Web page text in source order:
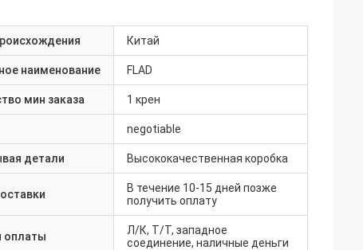
Китай
наименование FLAD
мин заказа 1 крен
negotiable
детали Высококачественная коробка
В течение 10-15 дней позже
получить оплату
оплаты
Л/К, Т/Т, западное
соединение, наличные деньги